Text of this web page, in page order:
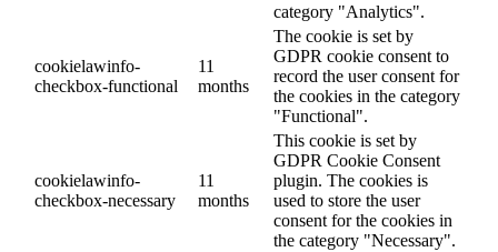
category "Analytics".
cookielawinfo-
checkbox-functional
11
months
The cookie is set by
GDPR cookie consent to
record the user consent for
the cookies in the category
"Functional".
cookielawinfo-
checkbox-necessary
11
months
This cookie is set by
GDPR Cookie Consent
plugin. The cookies is
used to store the user
consent for the cookies in
the category "Necessary".